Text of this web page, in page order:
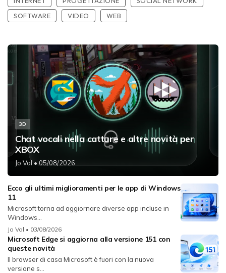
SOFTWARE
VIDEO WEB
3D
Chat vocali nella catture e altre novità per
XBOX
Jo Val• 05/08/2026
Ecco gli ultimi miglioramenti per le app di Windows
11
Microsoft torna ad aggiornare diverse app incluse in
Windows...
Jo Val • 03/08/2026
Microsoft Edge si aggiorna alla versione 151 con
queste novità
Il browser di casa Microsoft è fuori con la nuova
versione s...